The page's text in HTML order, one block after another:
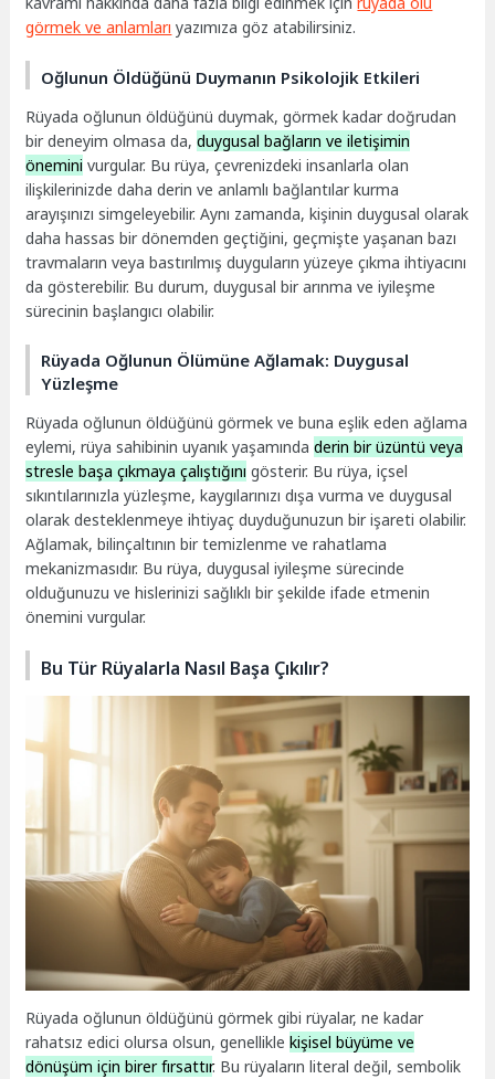
görmek ve anlamları yazımıza göz atabilirsiniz.
Oğlunun Öldüğünü Duymanın Psikolojik Etkileri
Rüyada oğlunun öldüğünü duymak, görmek kadar doğrudan
bir deneyim olmasa da,duygusal bağların ve iletişimin
önemini vurgular. Bu rüya, çevrenizdeki insanlarla olan
ilişkilerinizde daha derin ve anlamlı bağlantılar kurma
arayışınızı simgeleyebilir. Aynı zamanda, kişinin duygusal olarak
daha hassas bir dönemden geçtiğini, geçmişte yaşanan bazı
travmaların veya bastırılmış duyguların yüzeye çıkma ihtiyacını
da gösterebilir. Bu durum, duygusal bir arınma ve iyileşme
sürecinin başlangıcı olabilir.
Rüyada Oğlunun Ölümüne Ağlamak: Duygusal
Yüzleşme
Rüyada oğlunun öldüğünü görmek ve buna eşlik eden ağlama
eylemi, rüya sahibinin uyanık yaşamındaderin bir üzüntü veya
stresle başa çıkmaya çalıştığını gösterir. Bu rüya, içsel
sıkıntılarınızla yüzleşme, kaygılarınızı dışa vurma ve duygusal
olarak desteklenmeye ihtiyaç duyduğunuzun bir işareti olabilir.
Ağlamak, bilinçaltının bir temizlenme ve rahatlama
mekanizmasıdır. Bu rüya, duygusal iyileşme sürecinde
olduğunuzu ve hislerinizi sağlıklı bir şekilde ifade etmenin
önemini vurgular.
Bu Tür Rüyalarla Nasıl Başa Çıkılır?
Rüyada oğlunun öldüğünü görmek gibi rüyalar, ne kadar
rahatsız edici olursa olsun, genelliklekişisel büyüme ve
dönüşüm için birer fırsattır. Bu rüyaların literal değil, sembolik